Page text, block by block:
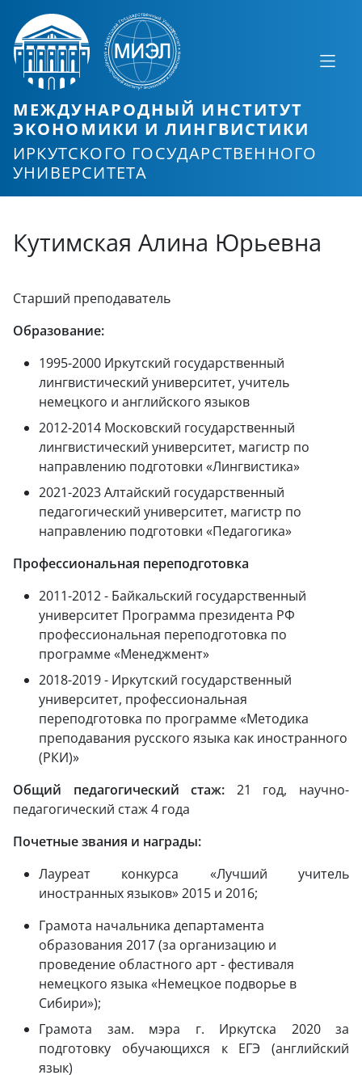
МЕЖДУНАРОДНЫЙ ИНСТИТУТ
ЭКОНОМИКИ И ЛИНГВИСТИКИ
ИРКУТСКОГО ГОСУДАРСТВЕННОГО
УНИВЕРСИТЕТА
Кутимская Алина Юрьевна
Старший преподаватель
Образование:
1995-2000 Иркутский государственный
лингвистический университет, учитель
немецкого и английского языков
2012-2014 Московский государственный
лингвистический университет, магистр по
направлению подготовки «Лингвистика»
2021-2023 Алтайский государственный
педагогический университет, магистр по
направлению подготовки «Педагогика»
Профессиональная переподготовка
2011-2012 - Байкальский государственный
университет Программа президента РФ
профессиональная переподготовка по
программе «Менеджмент»
2018-2019 - Иркутский государственный
университет, профессиональная
переподготовка по программе «Методика
преподавания русского языка как иностранного
(РКИ)»
Общий педагогический стаж: 21 год, научно-
педагогический стаж 4 года
Почетные звания и награды:
Лауреат конкурса «Лучший учитель
иностранных языков» 2015 и 2016;
Грамота начальника департамента
образования 2017 (за организацию и
проведение областного арт - фестиваля
немецкого языка «Немецкое подворье в
Сибири»);
Грамота зам. мэра г. Иркутска 2020 за
подготовку обучающихся к ЕГЭ (английский
язык)